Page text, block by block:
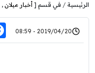
الرئيسية في قسم [ أخبار ميلان ,
2019/04/20 - 08:59